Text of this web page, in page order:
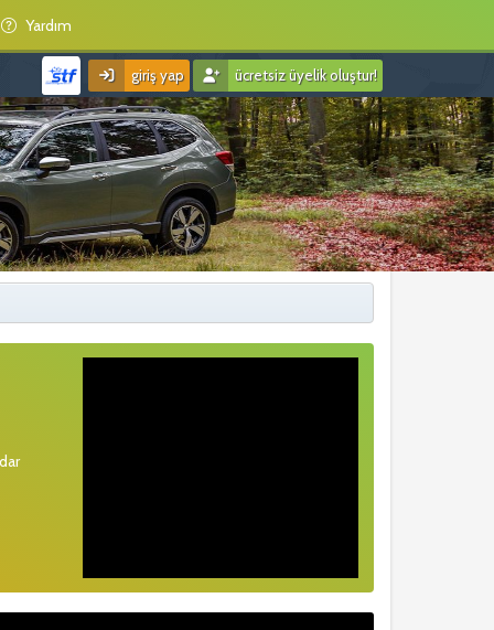
Yardım
giriş yap ücretsiz üyelik oluştur!